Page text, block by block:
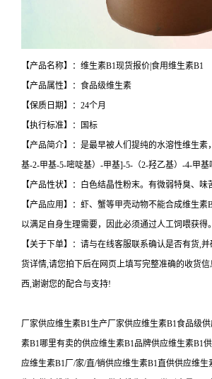
【产品名称】：维生素B1现货报价|食用维生素B1
【产品属性】：食品级维生素
【保质日期】：24个月
【执行标准】：国标
【产品简介】：是最早被人们提纯的水溶性维生
基-2-甲基-5-嘧啶基）-甲基]-5-（2-羟乙基）-4-甲
【产品性状】：白色结晶性粉末。有微弱特臭、味
【产品应用】：虾、蟹等甲壳动物不能合成维生
以满足自身生理需要，因此必须通过人工饲喂获得。
【关于下单】：请与在线客服联系确认是否有货,
货详情,请您拍下后在网页上填写完整准确的收货
西,谢谢您的配合与支持!
厂家供应维生素B1生产厂家供应维生素B1食品级
素B1哪里有卖的供应维生素B1品牌供应维生素B1
应维生素B1厂/家/直/销供应维生素B1直供供应维生